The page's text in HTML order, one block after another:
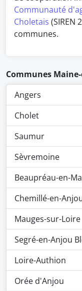
Communauté
Choletais (SIREN
communes.
Communes
Angers
Cholet
Saumur
Sèvremoine
Beaupréau-en-
Chemillé-en-
Mauges-sur-Loire
Segré-en-Anjou
Loire-Authion
Orée d'Anjou